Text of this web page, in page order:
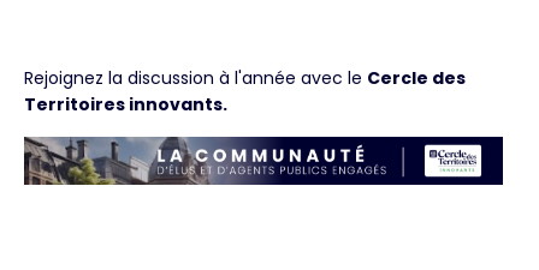
Rejoignez la discussion à l'année avec le Cercle des
Territoires innovants.